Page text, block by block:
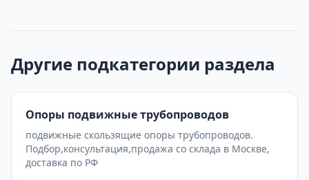
Другие подкатегории раздела
Опоры подвижные трубопроводов
подвижные скользящие опоры трубопроводов.
Подбор,консультация,продажа со склада в Москве,
доставка по РФ